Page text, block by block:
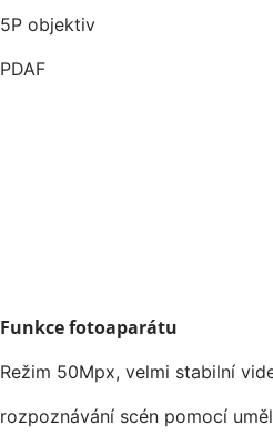
5P objektiv
PDAF
Funkce fotoaparátu
Režim 50Mpx, velmi stabilní
rozpoznávání scén pomocí